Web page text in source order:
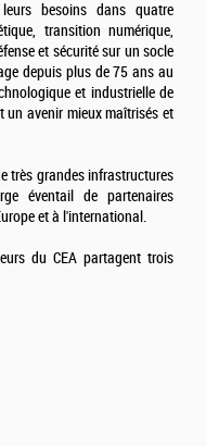
besoins dans quatre
transition numérique,
et sécurité sur un socle
depuis plus de 75 ans au
et industrielle de
un avenir mieux maîtrisés et
très grandes infrastructures
éventail de partenaires
et à l'international.
du CEA partagent trois